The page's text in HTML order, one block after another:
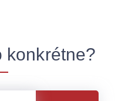
konkrétne?